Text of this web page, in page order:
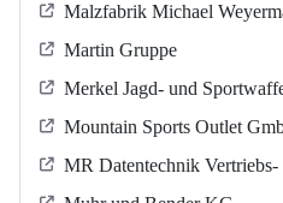
Malzfabrik Michael
Martin Gruppe
Merkel Jagd- und
Mountain Sports Outlet
MR Datentechnik